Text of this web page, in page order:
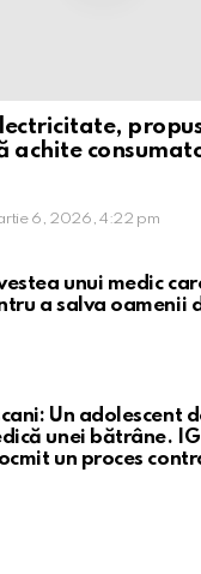
achite
6, 2026, 4:22 pm
unui medic
a salva oamenii
Un adolescent
unei bătrâne.
un proces